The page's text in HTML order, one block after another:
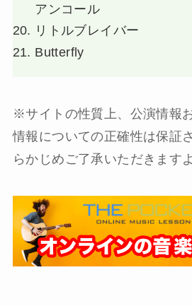
アンコール
リトルブレイバー
Butterfly
※サイトの性質上、公演情報
情報についての正確性は保証
らかじめご了承いただきます